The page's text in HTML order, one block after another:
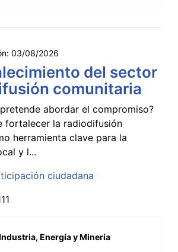
03/08/2026
del sector
comunitaria
abordar el compromiso?
fortalecer la radiodifusión
herramienta clave para la
y l...
ciudadana
Energía y Minería